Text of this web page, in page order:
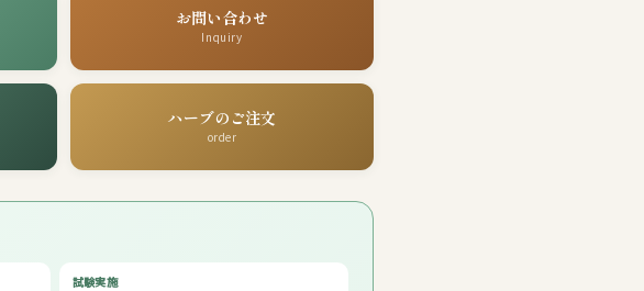
お問い合わせ
Inquiry
ハーブのご注文
order
試験実施